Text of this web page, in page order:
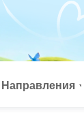
Направления